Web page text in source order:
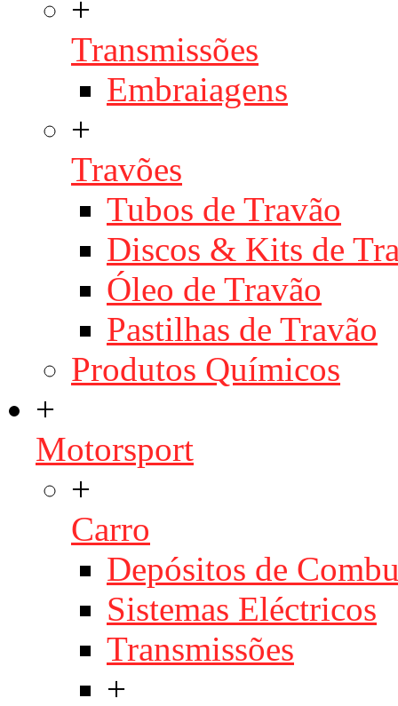
+
Transmissões
Embraiagens
+
Travões
Tubos de Travão
Discos & Kits de
Óleo de Travão
Pastilhas de Travão
Produtos Químicos
+
Motorsport
+
Carro
Depósitos de
Sistemas Eléctricos
Transmissões
+